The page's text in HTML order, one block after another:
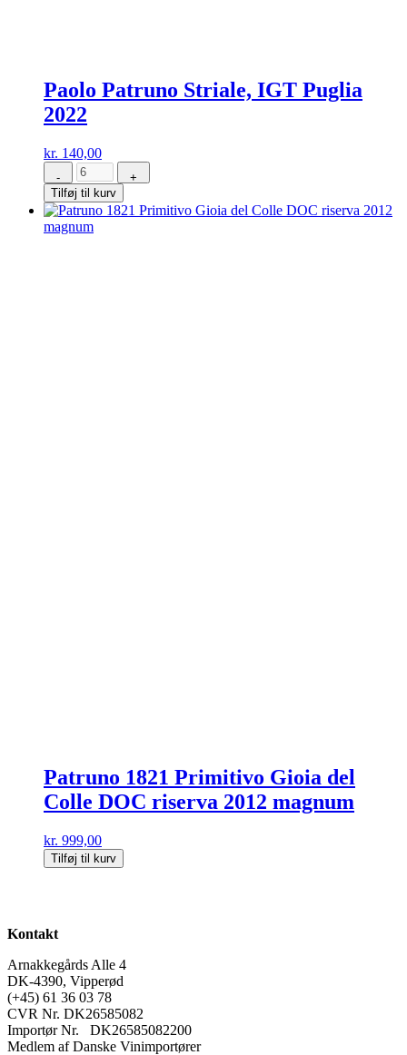
Paolo Patruno Striale, IGT Puglia
2022
kr. 140,00
-
Paolo
Patruno
Striale,
IGT
+
Tilføj til kurv
Patruno 1821 Primitivo Gioia del
Colle DOC riserva 2012 magnum
kr. 999,00
Tilføj til kurv
Kontakt
Arnakkegårds Alle 4
DK-4390, Vipperød
(+45) 61 36 03 78
CVR Nr. DK26585082
Importør Nr. DK26585082200
Medlem af Danske Vinimportører